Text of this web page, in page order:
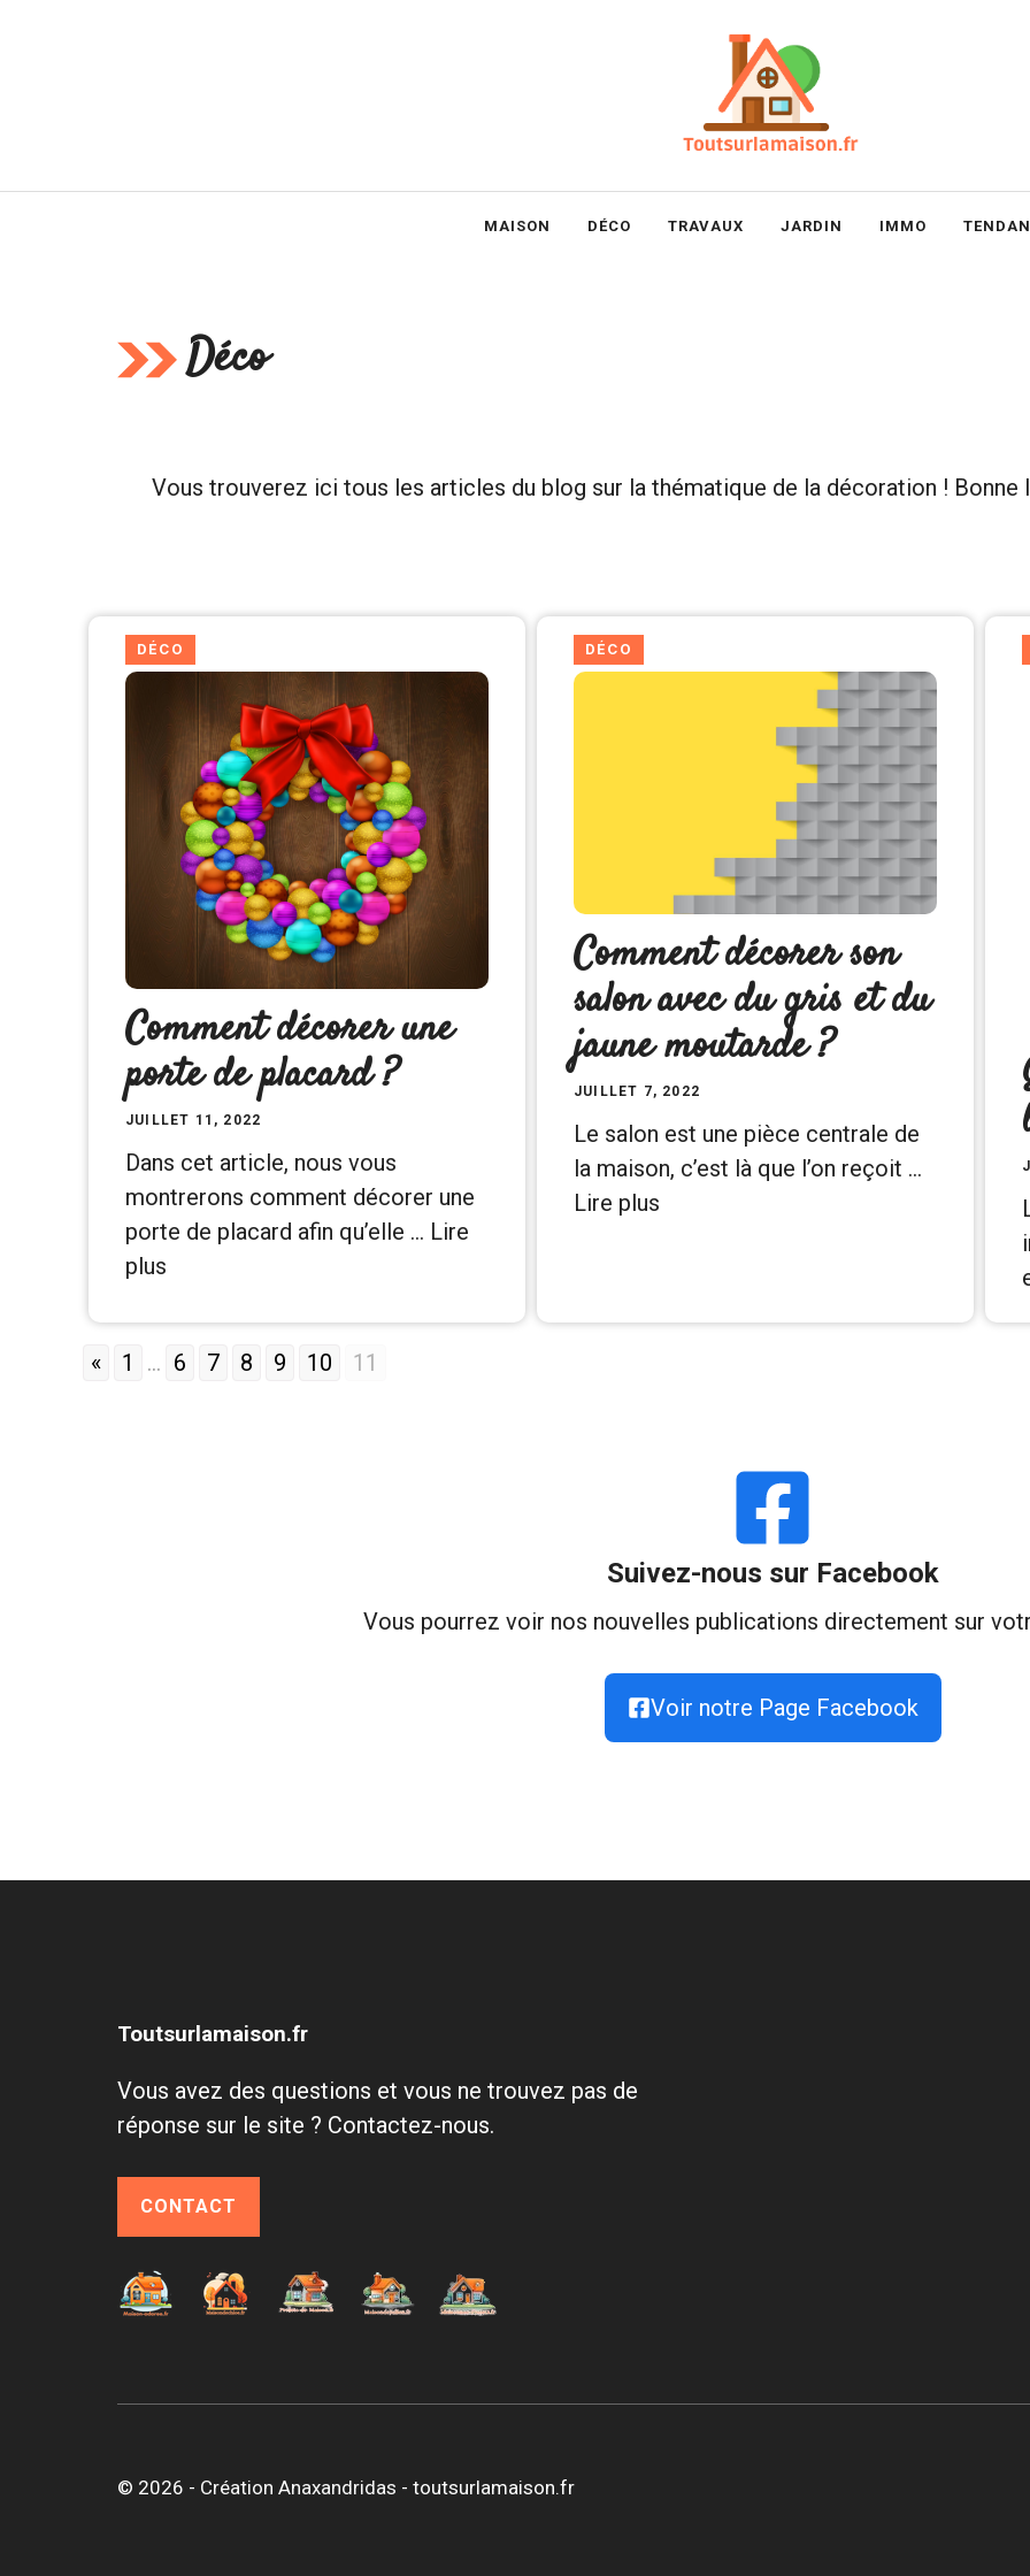
MAISON DÉCO TRAVAUX JARDIN IMMO
Déco
Vous trouverez ici tous les articles du blog sur la thématique de la décoration ! Bonne
DÉCO
Comment décorer une
porte de placard ?
JUILLET 11, 2022
Dans cet article, nous vous
montrerons comment décorer une
porte de placard afin qu’elle … Lire
plus
DÉCO
Comment décorer son
salon avec du gris et du
jaune moutarde ?
JUILLET 7, 2022
Le salon est une pièce centrale de
la maison, c’est là que l’on reçoit …
Lire plus
« 1 ... 6 7 8 9 10 11
Suivez-nous sur Facebook
Vous pourrez voir nos nouvelles publications directement sur
Voir notre Page Facebook
Toutsurlamaison.fr
Vous avez des questions et vous ne trouvez pas de
réponse sur le site ? Contactez-nous.
CONTACT
© 2026 - Création Anaxandridas - toutsurlamaison.fr